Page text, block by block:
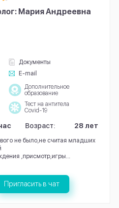
Мария Андреевна
Документы
E-mail
Дополнительное
образование
Тест на антитела
Covid-19
Возраст: 28 лет
не было,не считая младших
,присмотр,игры...
Пригласить в чат